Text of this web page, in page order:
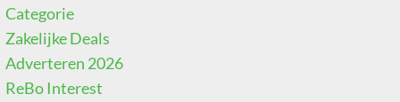
Categorie
Zakelijke Deals
Adverteren 2026
ReBo Interest